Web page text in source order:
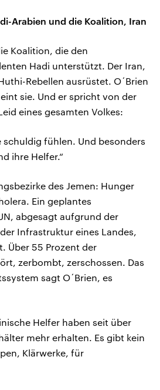
Arabien und die Koalition, Iran
Koalition, die den
Hadi unterstützt. Der Iran,
Rebellen ausrüstet. O´Brien
sie. Und er spricht von der
eines gesamten Volkes:
schuldig fühlen. Und besonders
ihre Helfer.“
des Jemen: Hunger
Ein geplantes
abgesagt aufgrund der
Infrastruktur eines Landes,
Über 55 Prozent der
zerbombt, zerschossen. Das
sagt O´Brien, es
Helfer haben seit über
mehr erhalten. Es gibt kein
Klärwerke, für